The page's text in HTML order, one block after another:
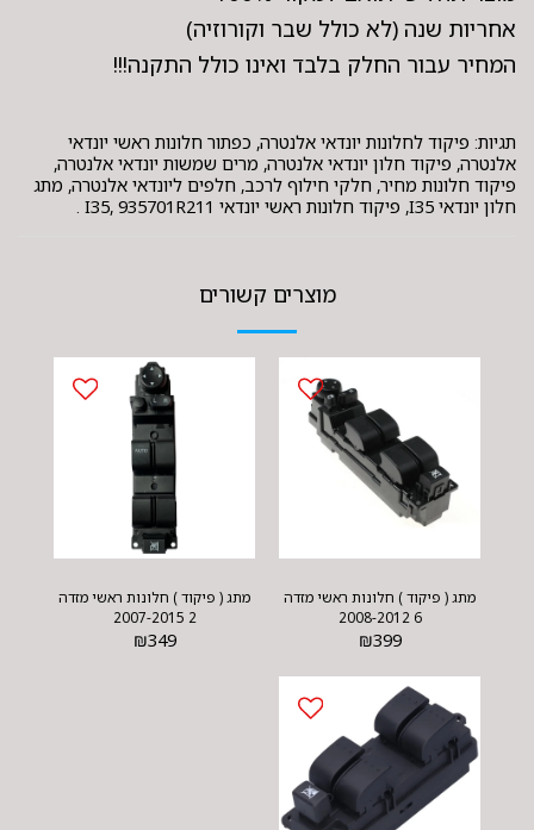
אחריות שנה (לא כולל שבר וקורוזיה)
המחיר עבור החלק בלבד ואינו כולל התקנה!!!
תגיות: פיקוד לחלונות יונדאי אלנטרה, כפתור חלונות ראשי יונדאי
אלנטרה, פיקוד חלון יונדאי אלנטרה, מרים שמשות יונדאי אלנטרה,
פיקוד חלונות מחיר, חלקי חילוף לרכב, חלפים ליונדאי אלנטרה, מתג
חלון יונדאי I35, פיקוד חלונות ראשי יונדאי I35, 935701R211 .
מוצרים קשורים
מתג ( פיקוד ) חלונות ראשי מזדה
6 2008-2012
₪399
מתג ( פיקוד ) חלונות ראשי מזדה
2 2007-2015
₪349